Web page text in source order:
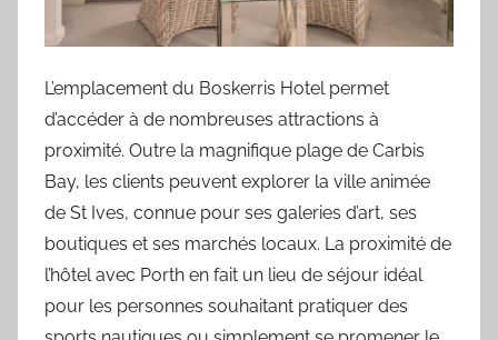
L’emplacement du Boskerris Hotel permet
d’accéder à de nombreuses attractions à
proximité. Outre la magnifique plage de Carbis
Bay, les clients peuvent explorer la ville animée
de St Ives, connue pour ses galeries d’art, ses
boutiques et ses marchés locaux. La proximité de
l’hôtel avec Porth en fait un lieu de séjour idéal
pour les personnes souhaitant pratiquer des